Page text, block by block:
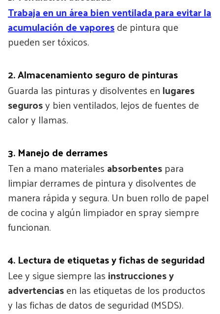
Trabaja en un área bien ventilada para evitar la
acumulación de vaporesde pintura que
pueden ser tóxicos.
2. Almacenamiento seguro de pinturas
Guarda las pinturas y disolventes enlugares
segurosy bien ventilados, lejos de fuentes de
calor y llamas.
3. Manejo de derrames
Ten a mano materialesabsorbentespara
limpiar derrames de pintura y disolventes de
manera rápida y segura. Un buen rollo de papel
de cocina y algún limpiador en spray siempre
funcionan.
4. Lectura de etiquetas y fichas de seguridad
Lee y sigue siempre lasinstrucciones y
advertenciasen las etiquetas de los productos
y las fichas de datos de seguridad (MSDS).